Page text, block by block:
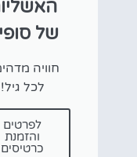
של
חוויה
לכל גיל!
לפרטים
והזמנת
כרטיסים